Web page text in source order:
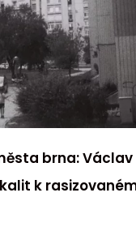
brna:
k